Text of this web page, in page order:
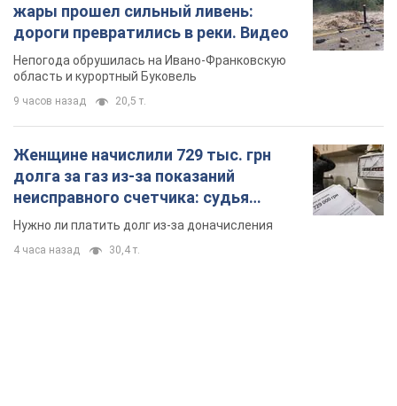
жары прошел сильный ливень:
дороги превратились в реки. Видео
Непогода обрушилась на Ивано-Франковскую
область и курортный Буковель
9 часов назад 20,5 т.
Женщине начислили 729 тыс. грн
долга за газ из-за показаний
неисправного счетчика: судья
вынес неожиданное решение
Нужно ли платить долг из-за доначисления
4 часа назад 30,4 т.